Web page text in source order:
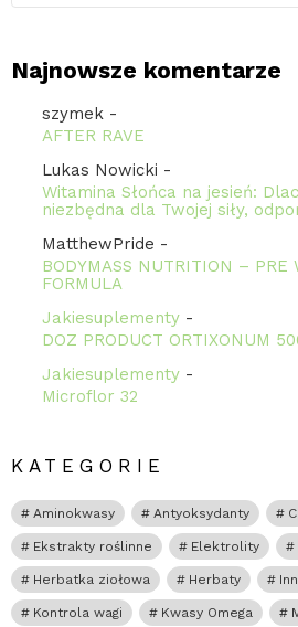
Najnowsze komentarze
szymek -
AFTER RAVE
Lukas Nowicki -
Witamina Słońca na jesień:
niezbędna dla Twojej siły,
MatthewPride -
BODYMASS NUTRITION – PRE
FORMULA
Jakiesuplementy -
DOZ PRODUCT ORTIXONUM
Jakiesuplementy -
Microflor 32
KATEGORIE
Aminokwasy Antyoksydanty
Ekstrakty roślinne Elektrolity
Herbatka ziołowa Herbaty
Kontrola wagi Kwasy Omega